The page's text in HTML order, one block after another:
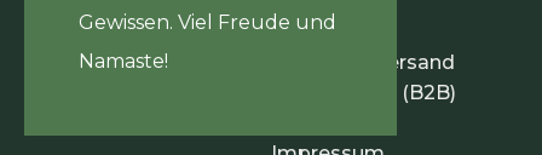
Gewissen. Viel Freude und
Namaste!
Infos
Zahlung & Versand
Händlerinfos (B2B)